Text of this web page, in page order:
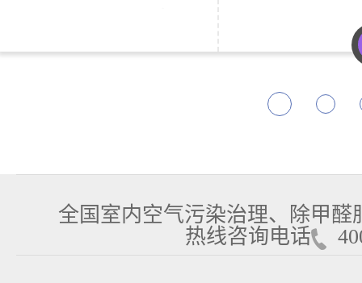
全国室内空气污染治理、除甲
热线咨询电话